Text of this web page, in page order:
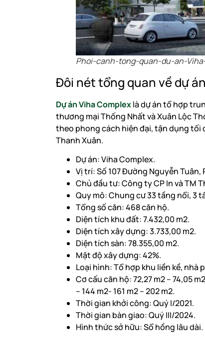
Phoi-canh-tong-quan-du-an-
Đôi nét tổng quan về dự
Dự án Viha Complexlà dự án tổ hợp
thương mại Thống Nhất và Xuân Lộc
theo phong cách hiện đại, tận dụng tối
Thanh Xuân.
Dự án: Viha Complex.
Vị trí: Số 107 Đường Nguyễn
Chủ đầu tư: Công ty CP In và TM
Quy mô: Chung cư 33 tầng nổi, 3
Tổng số căn: 468 căn hộ.
Diện tích khu đất: 7.432,00 m2.
Diện tích xây dựng: 3.733,00 m2.
Diện tích sàn: 78.355,00 m2.
Mật độ xây dựng: 42%.
Loại hình: Tổ hợp khu liền kề, nhà
Cơ cấu căn hộ: 72,27 m2 – 74,05
– 144 m2- 161 m2 – 202 m2.
Thời gian khởi công: Quý I/2021.
Thời gian bàn giao: Quý III/2024.
Hình thức sở hữu: Sổ hồng lâu dài.